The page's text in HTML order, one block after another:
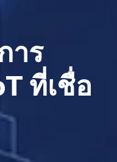
าร
ที่เชื่อ